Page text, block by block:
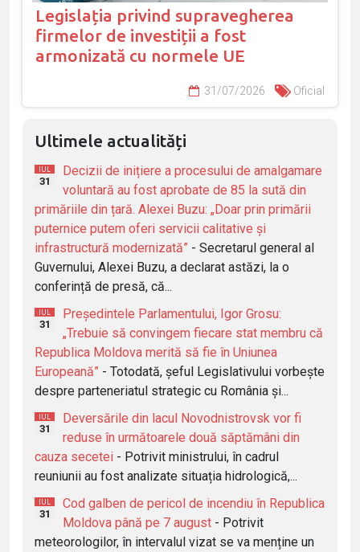
Legislația privind supravegherea
firmelor de investiții a fost
armonizată cu normele UE
31/07/2026 Oficial
Ultimele actualități
IUL
31
Decizii de inițiere a procesului de amalgamare
voluntară au fost aprobate de 85 la sută din
primăriile din țară. Alexei Buzu: „Doar prin primării
puternice putem oferi servicii calitative și
infrastructură modernizată” - Secretarul general al
Guvernului, Alexei Buzu, a declarat astăzi, la o
conferință de presă, că...
IUL
31
Președintele Parlamentului, Igor Grosu:
„Trebuie să convingem fiecare stat membru că
Republica Moldova merită să fie în Uniunea
Europeană” - Totodată, șeful Legislativului vorbește
despre parteneriatul strategic cu România și...
IUL
31
Deversările din lacul Novodnistrovsk vor fi
reduse în următoarele două săptămâni din
cauza secetei - Potrivit ministrului, în cadrul
reuniunii au fost analizate situația hidrologică,...
IUL
31
Cod galben de pericol de incendiu în Republica
Moldova până pe 7 august - Potrivit
meteorologilor, în intervalul vizat se va menține un